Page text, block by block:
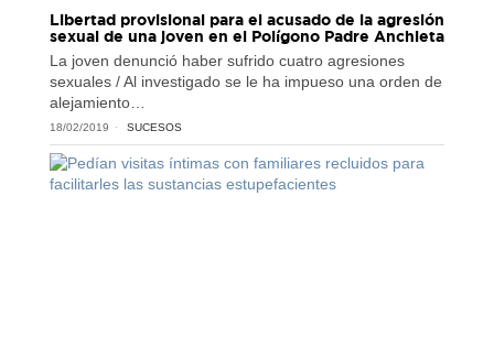
Libertad provisional para el acusado de la agresión
sexual de una joven en el Polígono Padre Anchieta
La joven denunció haber sufrido cuatro agresiones
sexuales / Al investigado se le ha impueso una orden de
alejamiento…
18/02/2019 SUCESOS